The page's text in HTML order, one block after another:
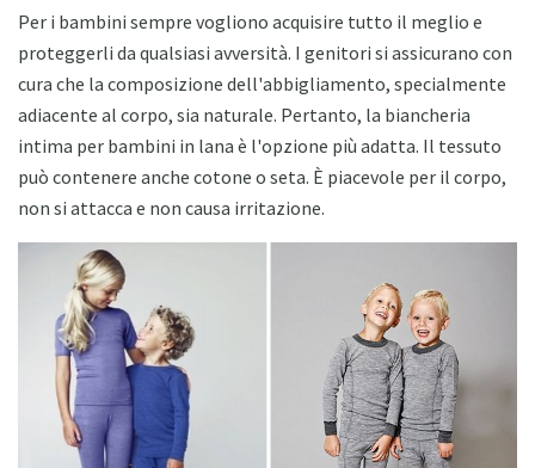
Per i bambini sempre vogliono acquisire tutto il meglio e
proteggerli da qualsiasi avversità. I genitori si assicurano con
cura che la composizione dell'abbigliamento, specialmente
adiacente al corpo, sia naturale. Pertanto, la biancheria
intima per bambini in lana è l'opzione più adatta. Il tessuto
può contenere anche cotone o seta. È piacevole per il corpo,
non si attacca e non causa irritazione.